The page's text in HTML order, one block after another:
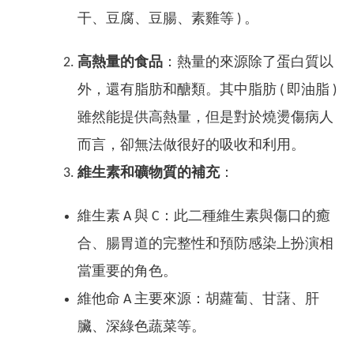
干、豆腐、豆腸、素雞等 ) 。
高熱量的食品 ：熱量的來源除了蛋白質以
外，還有脂肪和醣類。其中脂肪 ( 即油脂 )
雖然能提供高熱量，但是對於燒燙傷病人
而言，卻無法做很好的吸收和利用。
維生素和礦物質的補充：
維生素 A 與 C：此二種維生素與傷口的癒
合、腸胃道的完整性和預防感染上扮演相
當重要的角色。
維他命 A 主要來源：胡蘿蔔、甘藷、肝
臟、深綠色蔬菜等。